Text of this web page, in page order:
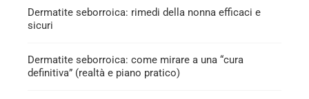
Dermatite seborroica: rimedi della nonna efficaci e
sicuri
Dermatite seborroica: come mirare a una “cura
definitiva” (realtà e piano pratico)